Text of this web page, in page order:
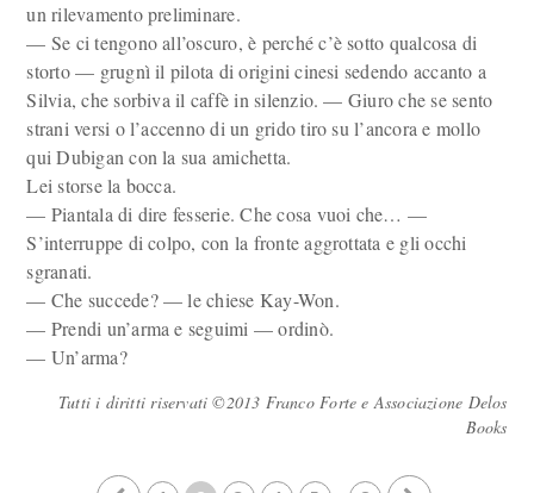
un rilevamento preliminare.
— Se ci tengono all’oscuro, è perché c’è sotto qualcosa di
storto — grugnì il pilota di origini cinesi sedendo accanto a
Silvia, che sorbiva il caffè in silenzio. — Giuro che se sento
strani versi o l’ac­cenno di un grido tiro su l’ancora e mollo
qui Dubigan con la sua amichetta.
Lei storse la bocca.
— Piantala di dire fesserie. Che cosa vuoi che… —
S’interruppe di colpo, con la fronte aggrottata e gli occhi
sgranati.
— Che succede? — le chiese Kay-Won.
— Prendi un’arma e seguimi — ordinò.
— Un’arma?
Tutti i diritti riservati ©2013 Franco Forte e Associazione Delos
Books